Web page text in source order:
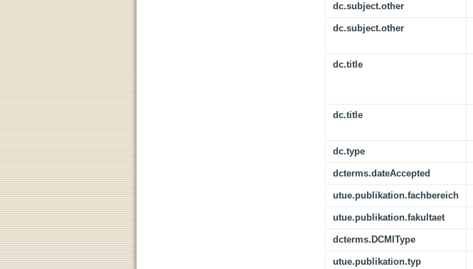
dc.subject.other
dc.subject.other
dc.title
dc.title
dc.type
dcterms.dateAccepted
utue.publikation.fachbereich
utue.publikation.fakultaet
dcterms.DCMIType
utue.publikation.typ